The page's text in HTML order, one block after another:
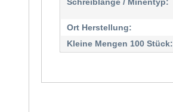
Ort Herstellung:
Kleine Mengen 100 Stück: